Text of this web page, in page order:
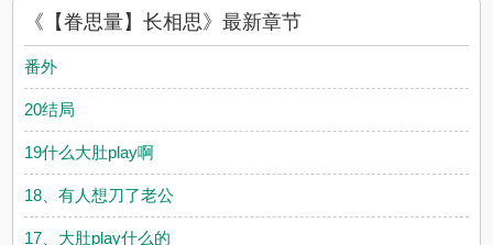
友所发表的【眷思量】长相思评论，并不代表耽美小说赞同或者
支持【眷思量】长相思读者的观点。
《【眷思量】长相思》最新章节
番外
20结局
19什么大肚play啊
18、有人想刀了老公
17、大肚play什么的